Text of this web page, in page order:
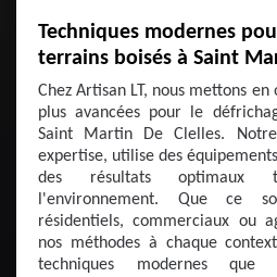
Techniques modernes
terrains boisés à Saint
Chez Artisan LT, nous mettons
plus avancées pour le
Saint Martin De Clelles.
expertise, utilise des
des résultats optimaux
l'environnement. Que ce
résidentiels, commerciaux ou
nos méthodes à chaque
techniques modernes que